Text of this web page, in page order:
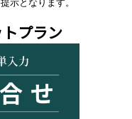
示となります。
プラン